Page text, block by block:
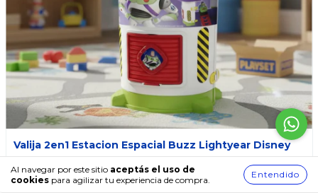
Al navegar por este sitio aceptás el uso de
cookies para agilizar tu experiencia de compra.
Entendido
Valija 2en1 Estacion Espacial Buzz Lightyear Disney
$50.574,15 con transferencia